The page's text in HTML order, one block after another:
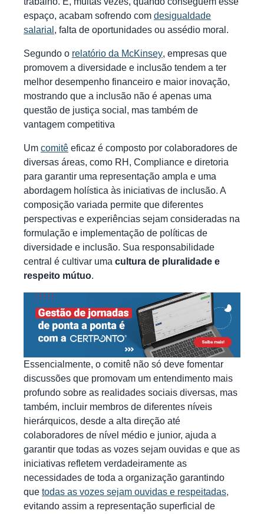
espaço, acabam sofrendo com desigualdade
salarial , falta de oportunidades ou assédio moral.
Segundo o relatório da McKinsey, empresas que
promovem a diversidade e inclusão tendem a ter
melhor desempenho financeiro e maior inovação,
mostrando que a inclusão não é apenas uma
questão de justiça social, mas também de
vantagem competitiva
Um comitê eficaz é composto por colaboradores de
diversas áreas, como RH, Compliance e diretoria
para garantir uma representação ampla e uma
abordagem holística às iniciativas de inclusão. A
composição variada permite que diferentes
perspectivas e experiências sejam consideradas na
formulação e implementação de políticas de
diversidade e inclusão. Sua responsabilidade
central é cultivar uma cultura de pluralidade e
respeito mútuo.
Essencialmente, o comitê não só deve fomentar
discussões que promovam um entendimento mais
profundo sobre as realidades sociais diversas, mas
também, incluir membros de diferentes níveis
hierárquicos, desde a alta direção até
colaboradores de nível médio e junior, ajuda a
garantir que todas as vozes sejam ouvidas e que as
iniciativas refletem verdadeiramente as
necessidades de toda a organização garantindo
que todas as vozes sejam ouvidas e respeitadas,
evitando assim a representação superficial de